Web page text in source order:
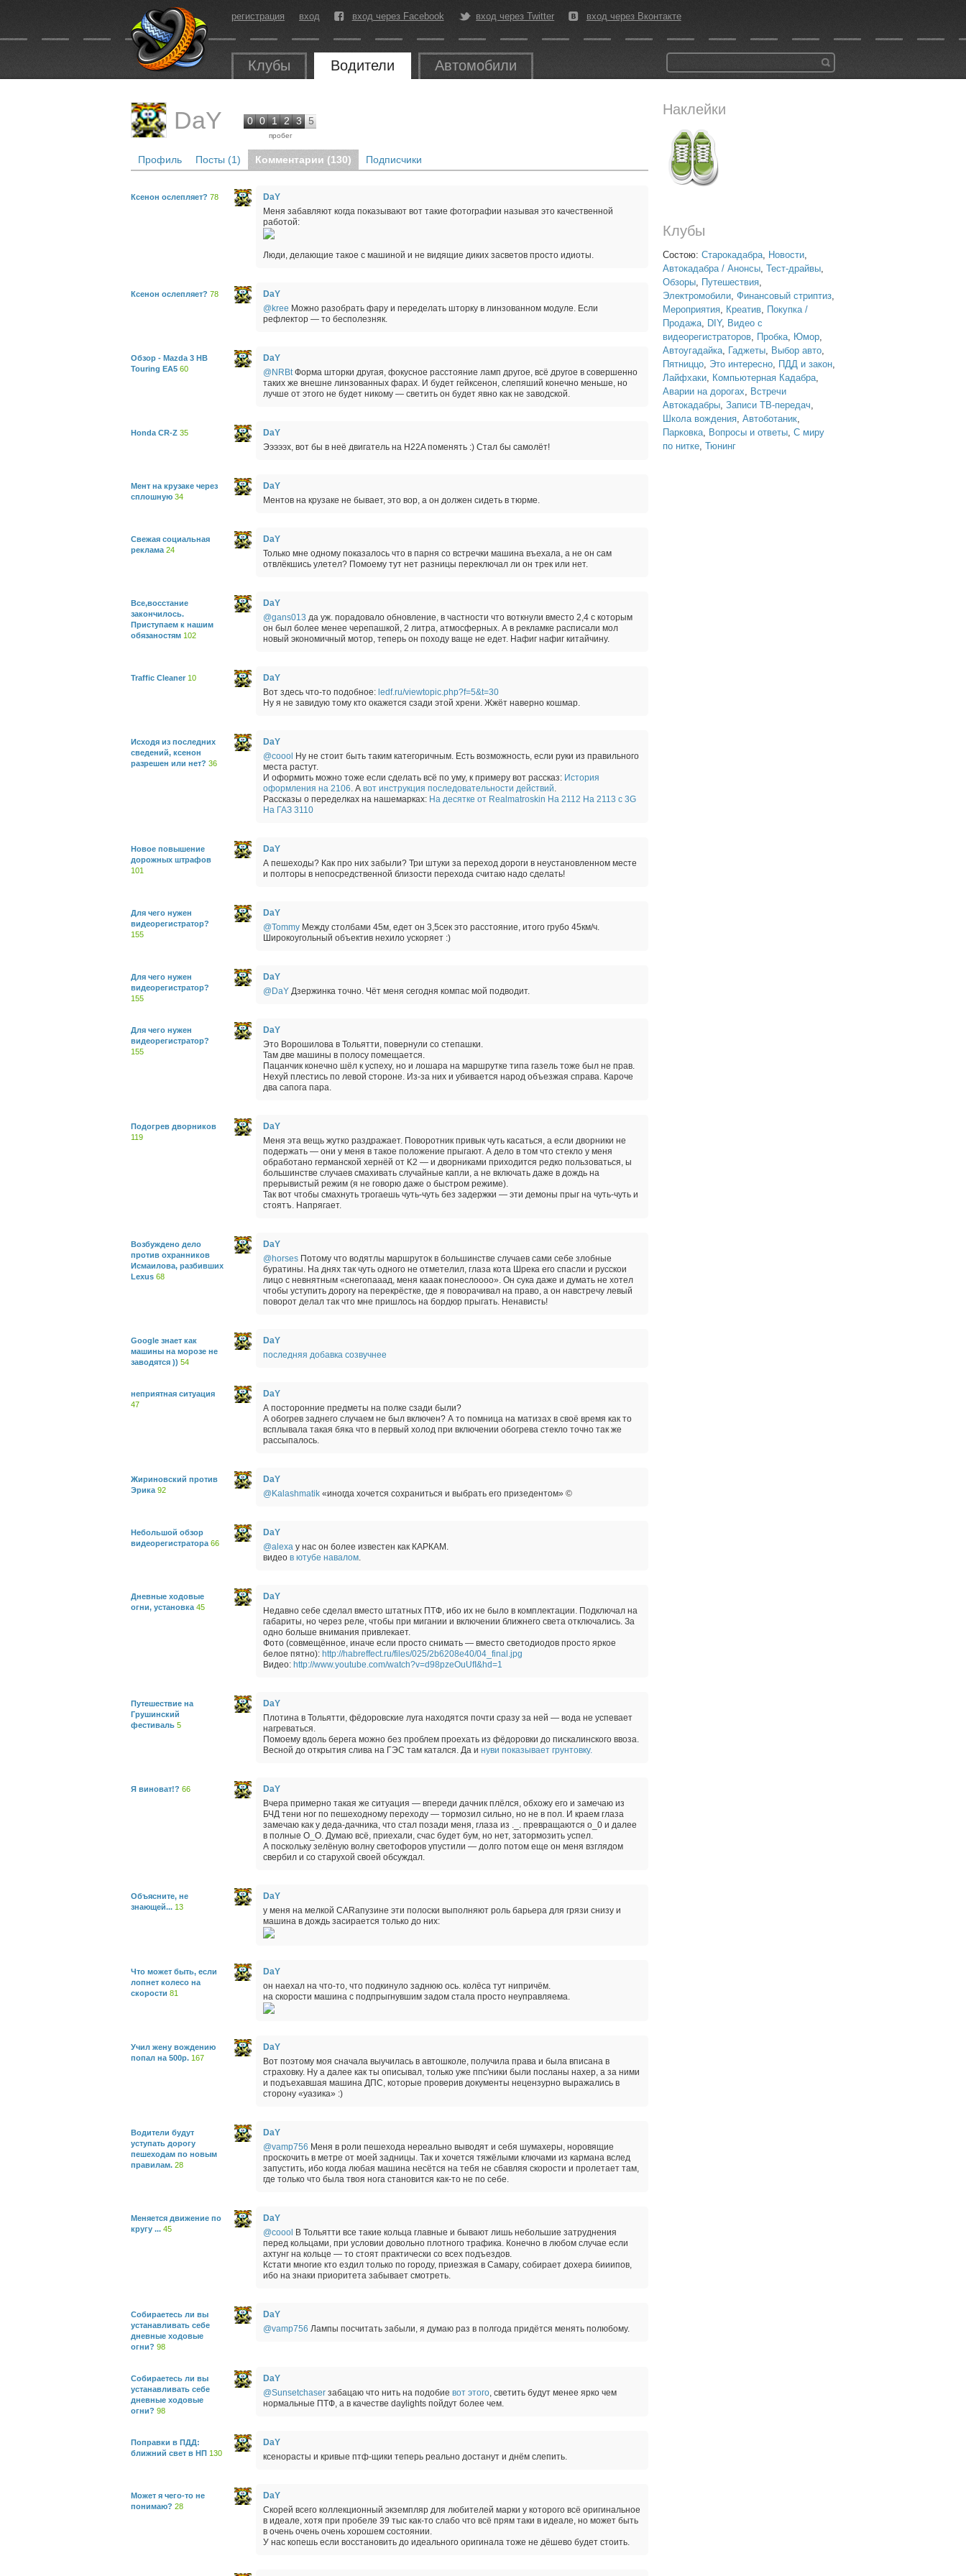
регистрация вход вход через Facebook вход через Twitter вход через Вконтакте
Клубы Водители Автомобили
Наклейки
Клубы
Состою: Старокадабра, Новости,
Автокадабра / Анонсы, Тест-драйвы,
Обзоры, Путешествия,
Электромобили, Финансовый стриптиз,
Мероприятия, Креатив, Покупка /
Продажа, DIY, Видео с
видеорегистраторов, Пробка, Юмор,
Автоугадайка, Гаджеты, Выбор авто,
Пятниццо, Это интересно, ПДД и закон,
Лайфхаки, Компьютерная Кадабра,
Аварии на дорогах, Встречи
Автокадабры, Записи ТВ-передач,
Школа вождения, Автоботаник,
Парковка, Вопросы и ответы, С миру
по нитке, Тюнинг
DaY 0 0 1 2 3 5
пробег
Профиль Посты (1) Комментарии (130) Подписчики
Ксенон ослепляет? 78
DaY
Меня забавляют когда показывают вот такие фотографии называя это качественной
работой:
Люди, делающие такое с машиной и не видящие диких засветов просто идиоты.
Ксенон ослепляет? 78
DaY
@kree Можно разобрать фару и переделать шторку в линзованном модуле. Если
рефлектор — то бесполезняк.
Обзор - Mazda 3 HB
Touring EA5 60
DaY
@NRBtФорма шторки другая, фокусное расстояние ламп другое, всё другое в совершенно
таких же внешне линзованных фарах. И будет гейксенон, слепяший конечно меньше, но
лучше от этого не будет никому — светить он будет явно как не заводской.
Honda CR-Z 35
DaY
Эээээх, вот бы в неё двигатель на H22A поменять :) Стал бы самолёт!
Мент на крузаке через
сплошную 34
DaY
Ментов на крузаке не бывает, это вор, а он должен сидеть в тюрме.
Свежая социальная
реклама 24
DaY
Только мне одному показалось что в парня со встречки машина въехала, а не он сам
отвлёкшись улетел? Помоему тут нет разницы переключал ли он трек или нет.
Все,восстание
закончилось.
Приступаем к нашим
обязаностям 102
DaY
@gans013 да уж. порадовало обновление, в частности что воткнули вместо 2,4 с которым
он был более менее черепашкой, 2 литра, атмосферных. А в рекламке расписали мол
новый экономичный мотор, теперь он походу ваще не едет. Нафиг нафиг китайчину.
Traffic Cleaner 10
DaY
Вот здесь что-то подобное: ledf.ru/viewtopic.php?f=5&t=30
Ну я не завидую тому кто окажется сзади этой хрени. Жжёт наверно кошмар.
Исходя из последних
сведений, ксенон
разрешен или нет? 36
DaY
@coool Ну не стоит быть таким категоричным. Есть возможность, если руки из правильного
места растут.
И оформить можно тоже если сделать всё по уму, к примеру вот рассказ: История
оформления на 2106. А вот инструкция последовательности действий.
Рассказы о переделках на нашемарках: На десятке от Realmatroskin На 2112 На 2113 с 3G
На ГАЗ 3110
Новое повышение
дорожных штрафов
101
DaY
А пешеходы? Как про них забыли? Три штуки за переход дороги в неустановленном месте
и полторы в непосредственной близости перехода считаю надо сделать!
Для чего нужен
видеорегистратор?
155
DaY
@TommyМежду столбами 45м, едет он 3,5сек это расстояние, итого грубо 45км/ч.
Широкоугольный объектив нехило ускоряет :)
Для чего нужен
видеорегистратор?
155
DaY
@DaYДзержинка точно. Чёт меня сегодня компас мой подводит.
Для чего нужен
видеорегистратор?
155
DaY
Это Ворошилова в Тольятти, повернули со степашки.
Там две машины в полосу помещается.
Пацанчик конечно шёл к успеху, но и лошара на маршрутке типа газель тоже был не прав.
Нехуй плестись по левой стороне. Из-за них и убивается народ объезжая справа. Кароче
два сапога пара.
Подогрев дворников
119
DaY
Меня эта вещь жутко раздражает. Поворотник привык чуть касаться, а если дворники не
подержать — они у меня в такое положение прыгают. А дело в том что стекло у меня
обработано германской хернёй от K2 — и дворниками приходится редко пользоваться, ы
большинстве случаев смахивать случайные капли, а не включать даже в дождь на
прерывистый режим (я не говорю даже о быстром режиме).
Так вот чтобы смахнуть трогаешь чуть-чуть без задержки — эти демоны прыг на чуть-чуть и
стоятъ. Напрягает.
Возбуждено дело
против охранников
Исмаилова, разбивших
Lexus 68
DaY
@horsesПотому что водятлы маршруток в большинстве случаев сами себе злобные
буратины. На днях так чуть одного не отметелил, глаза кота Шрека его спасли и русскои
лицо с невнятным «снегопааад, меня кааак понеслоооо». Он сука даже и думать не хотел
чтобы уступить дорогу на перекрёстке, где я поворачивал на право, а он навстречу левый
поворот делал так что мне пришлось на бордюр прыгать. Ненависть!
Google знает как
машины на морозе не
заводятся )) 54
DaY
последняя добавка созвучнее
неприятная ситуация
47
DaY
А посторонние предметы на полке сзади были?
А обогрев заднего случаем не был включен? А то помница на матизах в своё время как то
всплывала такая бяка что в первый холод при включении обогрева стекло точно так же
рассыпалось.
Жириновский против
Эрика 92
DaY
@Kalashmatik«иногда хочется сохраниться и выбрать его призедентом» ©
Небольшой обзор
видеорегистратора 66
DaY
@alexaу нас он более известен как КАРКАМ.
видео в ютубе навалом.
Дневные ходовые
огни, установка 45
DaY
Недавно себе сделал вместо штатных ПТФ, ибо их не было в комплектации. Подключал на
габариты, но через реле, чтобы при мигании и включении ближнего света отключались. За
одно больше внимания привлекает.
Фото (совмещённое, иначе если просто снимать — вместо светодиодов просто яркое
белое пятно): http://habreffect.ru/files/025/2b6208e40/04_final.jpg
Видео: http://www.youtube.com/watch?v=d98pzeOuUfI&hd=1
Путешествие на
Грушинский
фестиваль 5
DaY
Плотина в Тольятти, фёдоровские луга находятся почти сразу за ней — вода не успевает
нагреваться.
Помоему вдоль берега можно без проблем проехать из фёдоровки до пискалинского ввоза.
Весной до открытия слива на ГЭС там катался. Да и нуви показывает грунтовку.
Я виноват!? 66
DaY
Вчера примерно такая же ситуация — впереди дачник плёлся, обхожу его и замечаю из
БЧД тени ног по пешеходному переходу — тормозил сильно, но не в пол. И краем глаза
замечаю как у деда-дачника, что стал позади меня, глаза из ._. превращаются o_0 и далее
в полные O_O. Думаю всё, приехали, счас будет бум, но нет, затормозить успел.
А поскольку зелёную волну светофоров упустили — долго потом еще он меня взглядом
свербил и со старухой своей обсуждал.
Объясните, не
знающей... 13
DaY
у меня на мелкой CARапузине эти полоски выполняют роль барьера для грязи снизу и
машина в дождь засирается только до них:
Что может быть, если
лопнет колесо на
скорости 81
DaY
он наехал на что-то, что подкинуло заднюю ось. колёса тут нипричём.
на скорости машина с подпрыгнувшим задом стала просто неуправляема.
Учил жену вождению
попал на 500р. 167
DaY
Вот поэтому моя сначала выучилась в автошколе, получила права и была вписана в
страховку. Ну а далее как ты описывал, только уже ппс'ники были посланы нахер, а за ними
и подъехавшая машина ДПС, которые проверив документы нецензурно выражались в
сторону «уазика» :)
Водители будут
уступать дорогу
пешеходам по новым
правилам. 28
DaY
@vamp756 Меня в роли пешехода нереально выводят и себя шумахеры, норовящие
проскочить в метре от моей задницы. Так и хочется тяжёлыми ключами из кармана вслед
запустить, ибо когда любая машина несётся на тебя не сбавляя скорости и пролетает там,
где только что была твоя нога становится как-то не по себе.
Меняется движение по
кругу ... 45
DaY
@coool В Тольятти все такие кольца главные и бывают лишь небольшие затруднения
перед кольцами, при условии довольно плотного трафика. Конечно в любом случае если
ахтунг на кольце — то стоят практически со всех подъездов.
Кстати многие кто ездил только по городу, приезжая в Самару, собирает дохера бииипов,
ибо на знаки приоритета забывает смотреть.
Собираетесь ли вы
устанавливать себе
дневные ходовые
огни? 98
DaY
@vamp756 Лампы посчитать забыли, я думаю раз в полгода придётся менять полюбому.
Собираетесь ли вы
устанавливать себе
дневные ходовые
огни? 98
DaY
@Sunsetchaserзабацаю что нить на подобие вот этого, светить будут менее ярко чем
нормальные ПТФ, а в качестве daylights пойдут более чем.
Поправки в ПДД:
ближний свет в НП 130
DaY
ксенорасты и кривые птф-щики теперь реально достанут и днём слепить.
Может я чего-то не
понимаю? 28
DaY
Скорей всего коллекционный экземпляр для любителей марки у которого всё оригинальное
в идеале, хотя при пробеле 39 тыс как-то слабо что всё прям таки в идеале, но может быть
в очень очень очень хорошем состоянии.
У нас копешь если восстановить до идеального оригинала тоже не дёшево будет стоить.